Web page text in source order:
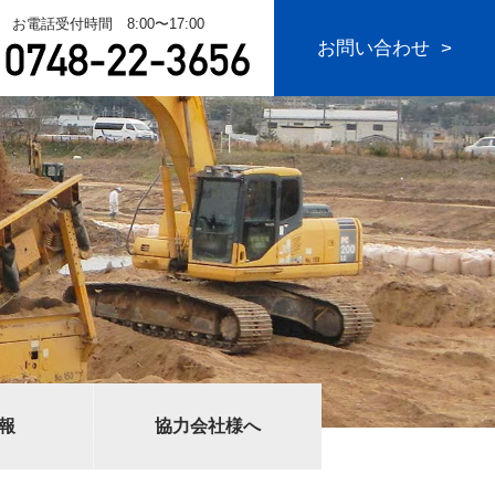
お電話受付時間 8:00〜17:00
お問い合わせ
協力会社様へ